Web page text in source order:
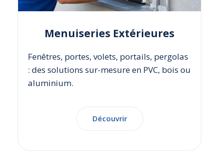
Menuiseries Extérieures
Fenêtres, portes, volets, portails, pergolas
: des solutions sur-mesure en PVC, bois ou
aluminium.
Découvrir